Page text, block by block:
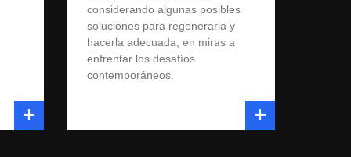
considerando algunas posibles
soluciones para regenerarla y
hacerla adecuada, en miras a
enfrentar los desafíos
contemporáneos.